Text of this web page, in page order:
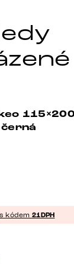
s kódem21DPH